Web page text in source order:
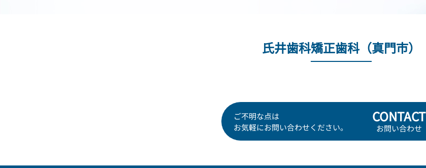
氏井歯科矯正歯科（真門市）
ご不明な点は
お気軽にお問い合わせください。
CONTACT
お問い合わせ